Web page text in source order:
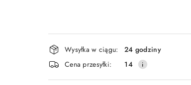
Dostępność
i
dostawa
Wysyłka w ciągu:
24 godziny
Cena przesyłki:
14